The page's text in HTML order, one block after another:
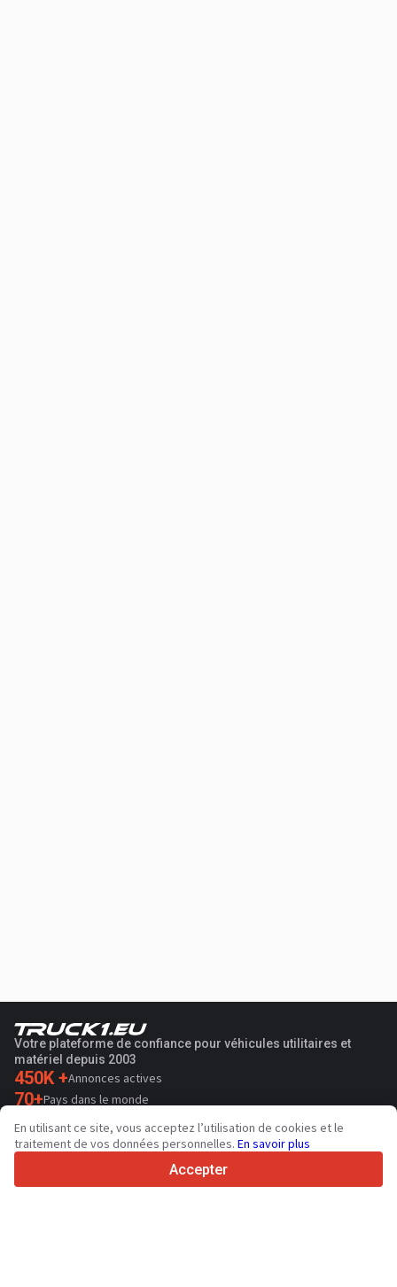
Votre plateforme de confiance pour véhicules utilitaires et
matériel depuis 2003
450K +Annonces actives
70+Pays dans le monde
36 Langues prises en charge
4.7/5
En utilisant ce site, vous acceptez l’utilisation de cookies et le
traitement de vos données personnelles. En savoir plus
Accepter